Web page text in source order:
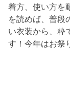
着方、使い方を
を読めば、普段
い衣装から、粋
す！今年はお祭